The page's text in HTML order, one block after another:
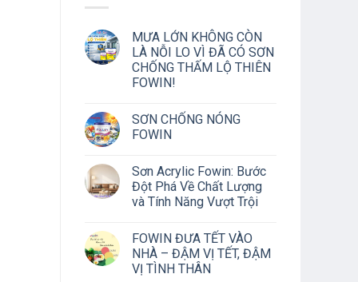
MƯA LỚN KHÔNG CÒN
LÀ NỖI LO VÌ ĐÃ CÓ SƠN
CHỐNG THẤM LỘ THIÊN
FOWIN!
SƠN CHỐNG NÓNG
FOWIN
Sơn Acrylic Fowin: Bước
Đột Phá Về Chất Lượng
và Tính Năng Vượt Trội
FOWIN ĐƯA TẾT VÀO
NHÀ – ĐẬM VỊ TẾT, ĐẬM
VỊ TÌNH THÂN